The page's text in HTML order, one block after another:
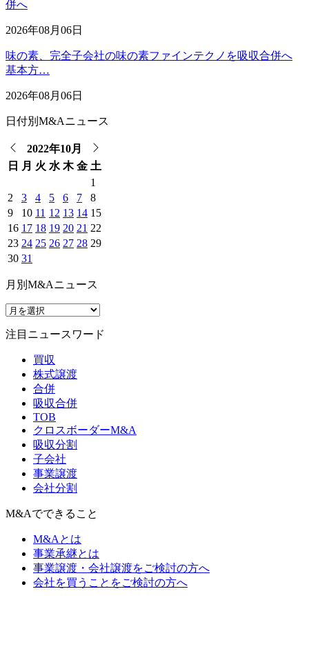
併へ
2026年08月06日
味の素、完全子会社の味の素ファインテクノを吸収合併へ
基本方…
2026年08月06日
日付別M&Aニュース
2022年10月
日
月 火 水 木 金 土
1
2
3 4 5 6 7
8
9
10 11 12 13 14 15
16 17 18 19 20 21 22
23 24 25 26 27 28 29
30 31
月別M&Aニュース
注目ニュースワード
買収
株式譲渡
合併
吸収合併
TOB
クロスボーダーM&A
吸収分割
子会社
事業譲渡
会社分割
M&Aでできること
M&Aとは
事業承継とは
事業譲渡・会社譲渡をご検討の方へ
会社を買うことをご検討の方へ